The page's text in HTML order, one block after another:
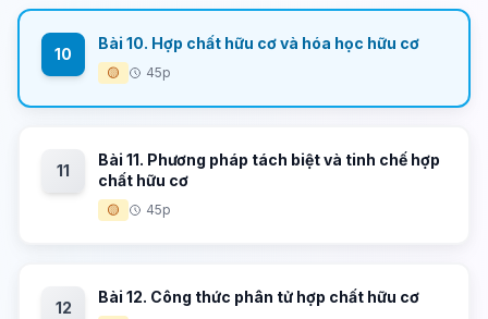
10
Bài 10. Hợp chất hữu cơ và hóa học hữu cơ
🟡 45p
11
Bài 11. Phương pháp tách biệt và tinh chế hợp
chất hữu cơ
🟡 45p
12
Bài 12. Công thức phân tử hợp chất hữu cơ